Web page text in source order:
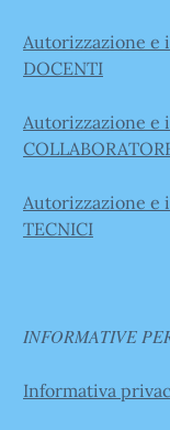
Autorizzazione e
DOCENTI
Autorizzazione e
Autorizzazione e
TECNICI
INFORMATIVE
Informativa